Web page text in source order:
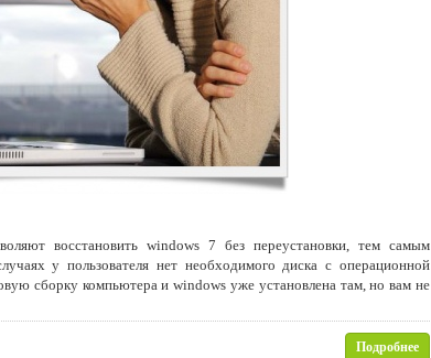
восстановить windows 7 без переустановки, тем самым
у пользователя нет необходимого диска с операционной
сборку компьютера и windows уже установлена там, но вам не
Подробнее